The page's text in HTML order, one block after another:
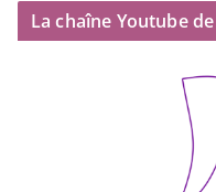
La chaîne Youtube